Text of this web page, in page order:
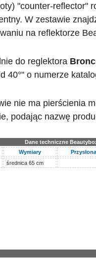
"counter-reflector"
W zestawie
na reflektorze
do reglektora
40°" o numerze
nie ma pierścienia
podając nazwę
Dane techniczne
Wymiary
średnica 65 cm